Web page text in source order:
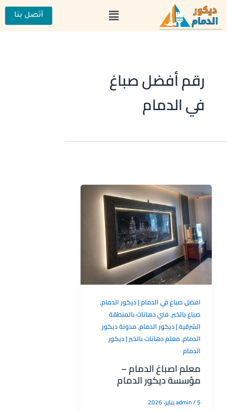
تخطي
المحتوى
القائمة أتصل بنا
رقم أفضل صباغ
في الدمام
افضل صباغ في الدمام | ديكور الدمام,
صباغ بالخبر,فني دهانات بالمنطقة
الشرقية | ديكور الدمام,مدونة ديكور
الدمام,معلم دهانات بالخبر | ديكور
الدمام
معلم اصباغ الدمام –
مؤسسة ديكور الدمام
admin/5 يناير، 2026